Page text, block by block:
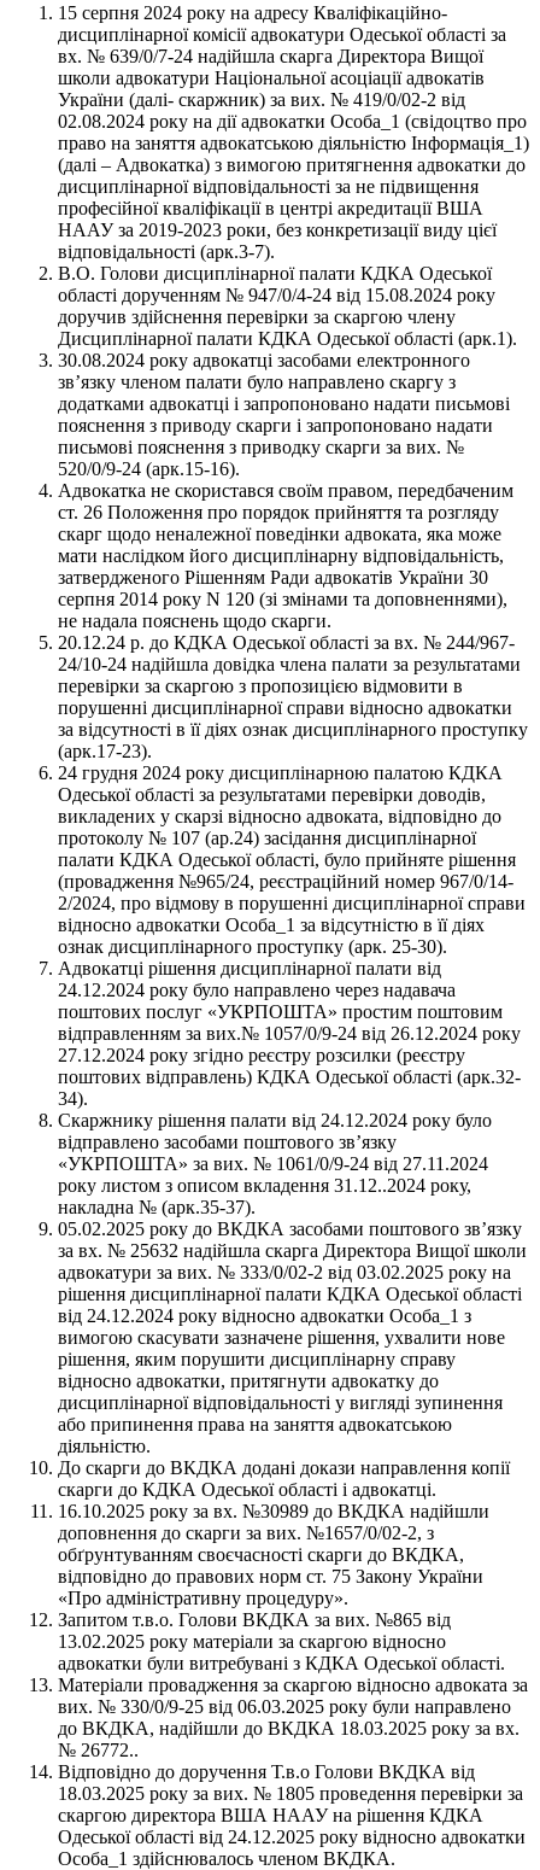
15 серпня 2024 року на адресу Кваліфікаційно-
дисциплінарної комісії адвокатури Одеської області за
вх. № 639/0/7-24 надійшла скарга Директора Вищої
школи адвокатури Національної асоціації адвокатів
України (далі- скаржник) за вих. № 419/0/02-2 від
02.08.2024 року на дії адвокатки Особа_1 (свідоцтво про
право на заняття адвокатською діяльністю Інформація_1)
(далі – Адвокатка) з вимогою притягнення адвокатки до
дисциплінарної відповідальності за не підвищення
професійної кваліфікації в центрі акредитації ВША
НААУ за 2019-2023 роки, без конкретизації виду цієї
відповідальності (арк.3-7).
В.О. Голови дисциплінарної палати КДКА Одеської
області дорученням № 947/0/4-24 від 15.08.2024 року
доручив здійснення перевірки за скаргою члену
Дисциплінарної палати КДКА Одеської області (арк.1).
30.08.2024 року адвокатці засобами електронного
зв’язку членом палати було направлено скаргу з
додатками адвокатці і запропоновано надати письмові
пояснення з приводу скарги і запропоновано надати
письмові пояснення з приводку скарги за вих. №
520/0/9-24 (арк.15-16).
Адвокатка не скористався своїм правом, передбаченим
ст. 26 Положення про порядок прийняття та розгляду
скарг щодо неналежної поведінки адвоката, яка може
мати наслідком його дисциплінарну відповідальність,
затвердженого Рішенням Ради адвокатів України 30
серпня 2014 року N 120 (зі змінами та доповненнями),
не надала пояснень щодо скарги.
20.12.24 р. до КДКА Одеської області за вх. № 244/967-
24/10-24 надійшла довідка члена палати за результатами
перевірки за скаргою з пропозицією відмовити в
порушенні дисциплінарної справи відносно адвокатки
за відсутності в її діях ознак дисциплінарного проступку
(арк.17-23).
24 грудня 2024 року дисциплінарною палатою КДКА
Одеської області за результатами перевірки доводів,
викладених у скарзі відносно адвоката, відповідно до
протоколу № 107 (ар.24) засідання дисциплінарної
палати КДКА Одеської області, було прийняте рішення
(провадження №965/24, реєстраційний номер 967/0/14-
2/2024, про відмову в порушенні дисциплінарної справи
відносно адвокатки Особа_1 за відсутністю в її діях
ознак дисциплінарного проступку (арк. 25-30).
Адвокатці рішення дисциплінарної палати від
24.12.2024 року було направлено через надавача
поштових послуг «УКРПОШТА» простим поштовим
відправленням за вих.№ 1057/0/9-24 від 26.12.2024 року
27.12.2024 року згідно реєстру розсилки (реєстру
поштових відправлень) КДКА Одеської області (арк.32-
34).
Скаржнику рішення палати від 24.12.2024 року було
відправлено засобами поштового зв’язку
«УКРПОШТА» за вих. № 1061/0/9-24 від 27.11.2024
року листом з описом вкладення 31.12..2024 року,
накладна № (арк.35-37).
05.02.2025 року до ВКДКА засобами поштового зв’язку
за вх. № 25632 надійшла скарга Директора Вищої школи
адвокатури за вих. № 333/0/02-2 від 03.02.2025 року на
рішення дисциплінарної палати КДКА Одеської області
від 24.12.2024 року відносно адвокатки Особа_1 з
вимогою скасувати зазначене рішення, ухвалити нове
рішення, яким порушити дисциплінарну справу
відносно адвокатки, притягнути адвокатку до
дисциплінарної відповідальності у вигляді зупинення
або припинення права на заняття адвокатською
діяльністю.
До скарги до ВКДКА додані докази направлення копії
скарги до КДКА Одеської області і адвокатці.
16.10.2025 року за вх. №30989 до ВКДКА надійшли
доповнення до скарги за вих. №1657/0/02-2, з
обґрунтуванням своєчасності скарги до ВКДКА,
відповідно до правових норм ст. 75 Закону України
«Про адміністративну процедуру».
Запитом т.в.о. Голови ВКДКА за вих. №865 від
13.02.2025 року матеріали за скаргою відносно
адвокатки були витребувані з КДКА Одеської області.
Матеріали провадження за скаргою відносно адвоката за
вих. № 330/0/9-25 від 06.03.2025 року були направлено
до ВКДКА, надійшли до ВКДКА 18.03.2025 року за вх.
№ 26772..
Відповідно до доручення Т.в.о Голови ВКДКА від
18.03.2025 року за вих. № 1805 проведення перевірки за
скаргою директора ВША НААУ на рішення КДКА
Одеської області від 24.12.2025 року відносно адвокатки
Особа_1 здійснювалось членом ВКДКА.